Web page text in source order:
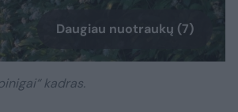
Daugiau nuotraukų (7)
kadras.